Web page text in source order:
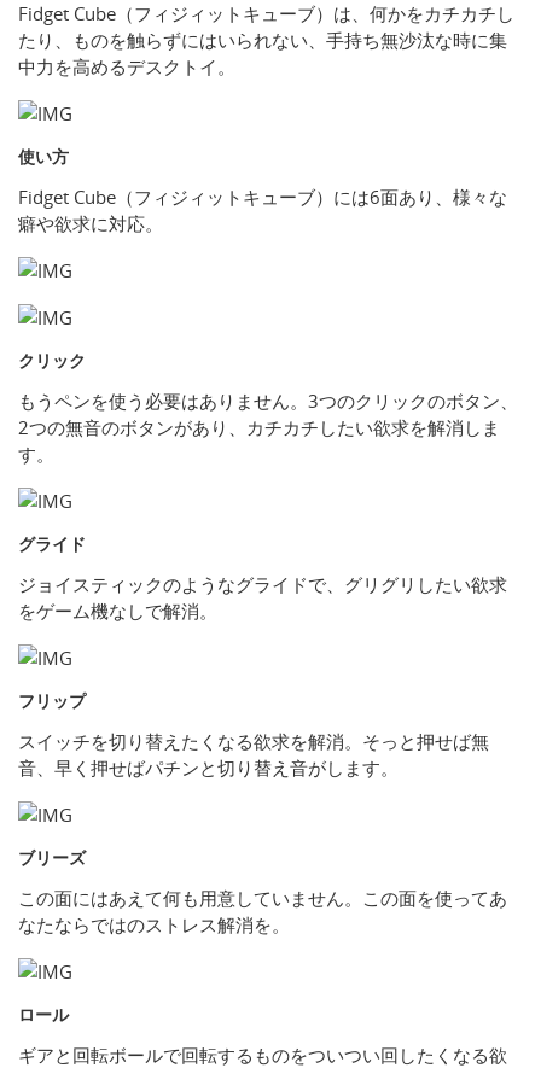
Fidget Cube（フィジィットキューブ）は、何かをカチカチし
たり、ものを触らずにはいられない、手持ち無沙汰な時に集
中力を高めるデスクトイ。
使い方
Fidget Cube（フィジィットキューブ）には6面あり、様々な
癖や欲求に対応。
クリック
もうペンを使う必要はありません。3つのクリックのボタン、
2つの無音のボタンがあり、カチカチしたい欲求を解消しま
す。
グライド
ジョイスティックのようなグライドで、グリグリしたい欲求
をゲーム機なしで解消。
フリップ
スイッチを切り替えたくなる欲求を解消。そっと押せば無
音、早く押せばパチンと切り替え音がします。
ブリーズ
この面にはあえて何も用意していません。この面を使ってあ
なたならではのストレス解消を。
ロール
ギアと回転ボールで回転するものをついつい回したくなる欲